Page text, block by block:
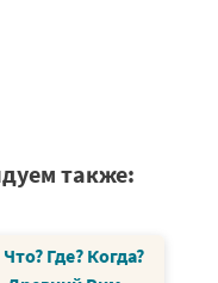
также: